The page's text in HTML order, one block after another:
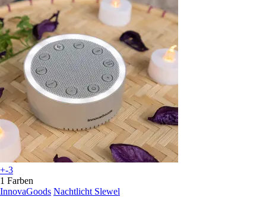
+-3
1 Farben
InnovaGoods Nachtlicht Slewel